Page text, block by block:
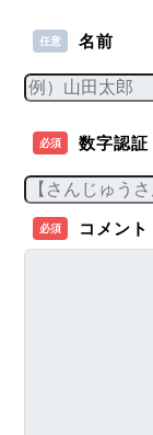
任意 名前
必須 数字認証
必須 コメント